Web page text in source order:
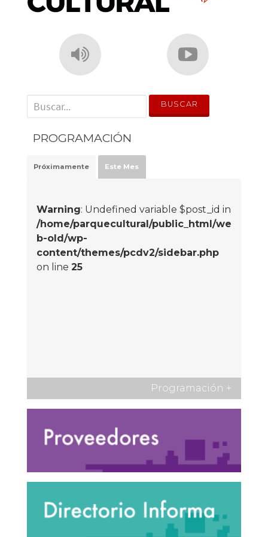
' . __('Search for:') . '
PROGRAMACIÓN
Próximamente Este Mes
Warning: Undefined variable $post_id in
/home/parquecultural/public_html/we
b-old/wp-
content/themes/pcdv2/sidebar.php
on line 25
Programación +